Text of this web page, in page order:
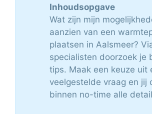
Inhoudsopgave
Wat zijn mijn
aanzien van een
plaatsen in Aalsmeer?
specialisten doorzoek je
tips. Maak een keuze uit
veelgestelde vraag en jij
binnen no-time alle